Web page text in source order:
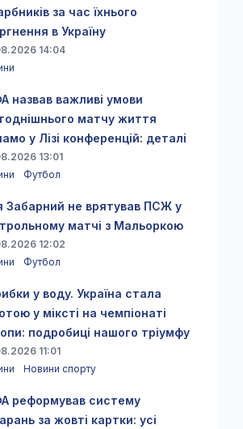
за час їхнього
в Україну
14:04
назвав важливі умови
матчу життя
у Лізі конференцій: деталі
13:01
Футбол
Забарний не врятував ПСЖ у
матчі з Мальоркою
12:02
Футбол
у воду. Україна стала
у міксті на чемпіонаті
подробиці нашого тріумфу
11:01
Новини спорту
реформував систему
за жовті картки: усі